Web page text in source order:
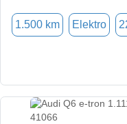
1.500 km Elektro